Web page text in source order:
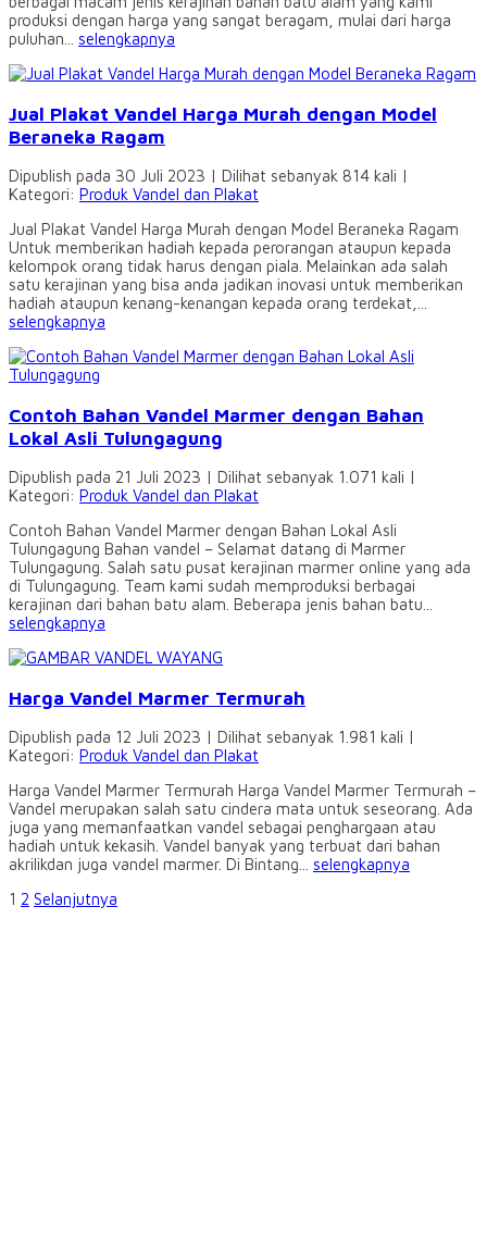
produksi dengan harga yang sangat beragam, mulai dari harga
puluhan... selengkapnya
Jual Plakat Vandel Harga Murah dengan Model
Beraneka Ragam
Dipublish pada 30 Juli 2023 | Dilihat sebanyak 814 kali |
Kategori: Produk Vandel dan Plakat
Jual Plakat Vandel Harga Murah dengan Model Beraneka Ragam
Untuk memberikan hadiah kepada perorangan ataupun kepada
kelompok orang tidak harus dengan piala. Melainkan ada salah
satu kerajinan yang bisa anda jadikan inovasi untuk memberikan
hadiah ataupun kenang-kenangan kepada orang terdekat,...
selengkapnya
Contoh Bahan Vandel Marmer dengan Bahan
Lokal Asli Tulungagung
Dipublish pada 21 Juli 2023 | Dilihat sebanyak 1.071 kali |
Kategori: Produk Vandel dan Plakat
Contoh Bahan Vandel Marmer dengan Bahan Lokal Asli
Tulungagung Bahan vandel – Selamat datang di Marmer
Tulungagung. Salah satu pusat kerajinan marmer online yang ada
di Tulungagung. Team kami sudah memproduksi berbagai
kerajinan dari bahan batu alam. Beberapa jenis bahan batu...
selengkapnya
Harga Vandel Marmer Termurah
Dipublish pada 12 Juli 2023 | Dilihat sebanyak 1.981 kali |
Kategori: Produk Vandel dan Plakat
Harga Vandel Marmer Termurah Harga Vandel Marmer Termurah –
Vandel merupakan salah satu cindera mata untuk seseorang. Ada
juga yang memanfaatkan vandel sebagai penghargaan atau
hadiah untuk kekasih. Vandel banyak yang terbuat dari bahan
akrilikdan juga vandel marmer. Di Bintang... selengkapnya
1 2 Selanjutnya